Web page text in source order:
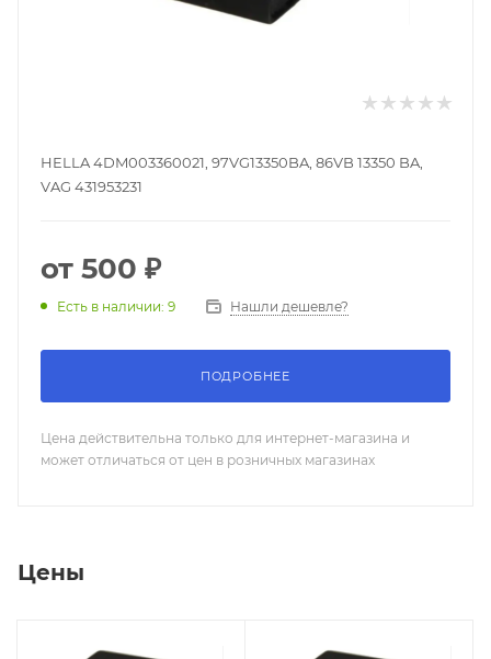
HELLA 4DM003360021, 97VG13350BA, 86VB 13350 BA,
VAG 431953231
от 500 ₽
Есть в наличии: 9 Нашли дешевле?
ПОДРОБНЕЕ
Цена действительна только для интернет-магазина и
может отличаться от цен в розничных магазинах
Цены